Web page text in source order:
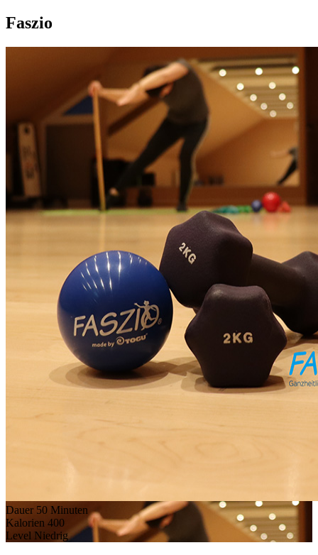
Faszio
Dauer 50 Minuten
Kalorien 400
Level Niedrig